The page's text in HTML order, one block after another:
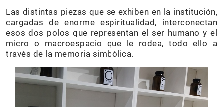
Las distintas piezas que se exhiben en la institución,
cargadas de enorme espiritualidad, interconectan
esos dos polos que representan el ser humano y el
micro o macroespacio que le rodea, todo ello a
través de la memoria simbólica.